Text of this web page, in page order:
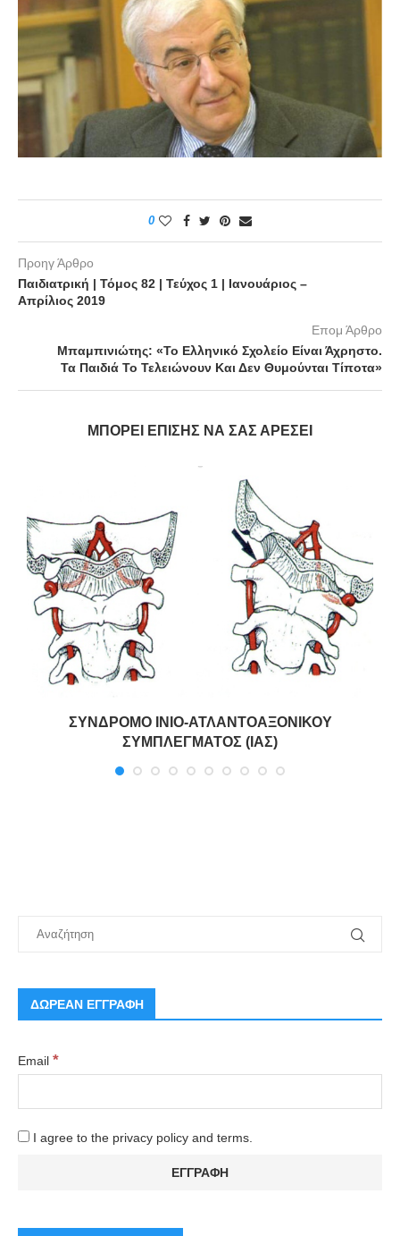
0
Προηγ Άρθρο
Παιδιατρική | Τόμος 82 | Τεύχος 1 | Ιανουάριος –
Απρίλιος 2019
Επομ Άρθρο
Μπαμπινιώτης: «Το Ελληνικό Σχολείο Είναι Άχρηστο.
Τα Παιδιά Το Τελειώνουν Και Δεν Θυμούνται Τίποτα»
ΜΠΟΡΕΊ ΕΠΊΣΗΣ ΝΑ ΣΑΣ ΑΡΈΣΕΙ
ΣΥΝΔΡΟΜΟ ΙΝΙΟ-ΑΤΛΑΝΤΟΑΞΟΝΙΚΟΥ
ΣΥΜΠΛΕΓΜΑΤΟΣ (ΙΑΣ)
ΔΩΡΕΑΝ ΕΓΓΡΑΦΗ
Email *
I agree to the privacy policy and terms.